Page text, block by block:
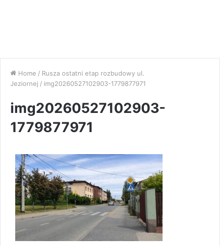
Home / Rusza ostatni etap rozbudowy ul.
Jeziornej / img20260527102903-1779877971
img20260527102903-
1779877971